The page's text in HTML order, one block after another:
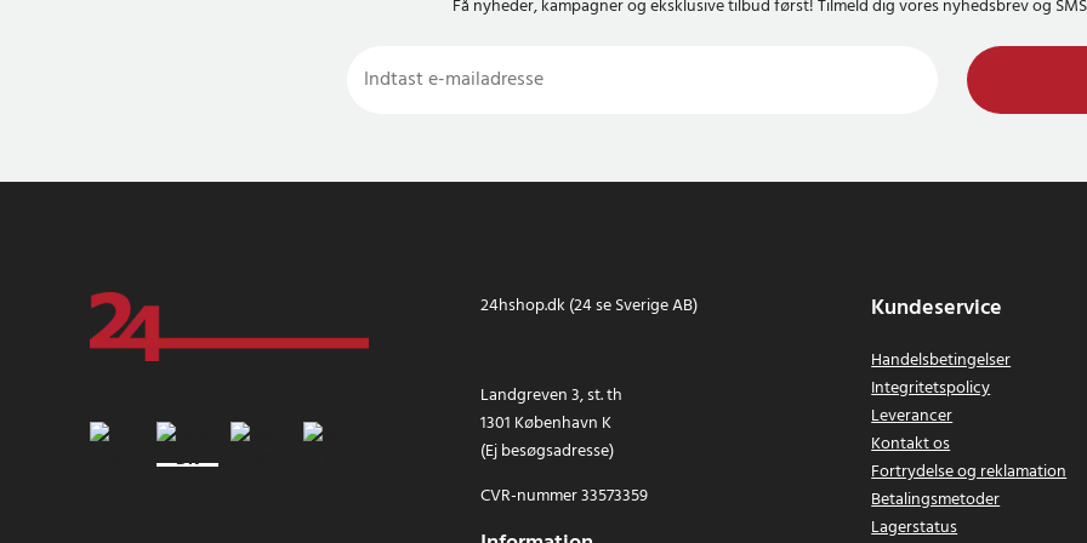
Få nyheder, kampagner og eksklusive tilbud først! Tilmeld dig vores nyhedsbrev og
24hshop.dk (24 se Sverige AB)
Landgreven 3, st. th
1301 København K
(Ej besøgsadresse)
CVR-nummer 33573359
Kundeservice
Handelsbetingelser
Integritetspolicy
Leverancer
Kontakt os
Fortrydelse og reklamation
Betalingsmetoder
Lagerstatus